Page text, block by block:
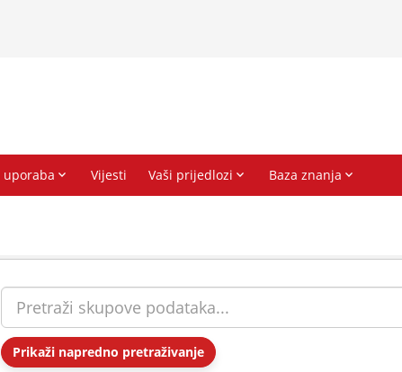
Prikaži napredno pretraživanje